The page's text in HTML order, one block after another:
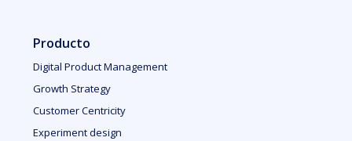
Producto
Digital Product Management
Growth Strategy
Customer Centricity
Experiment design